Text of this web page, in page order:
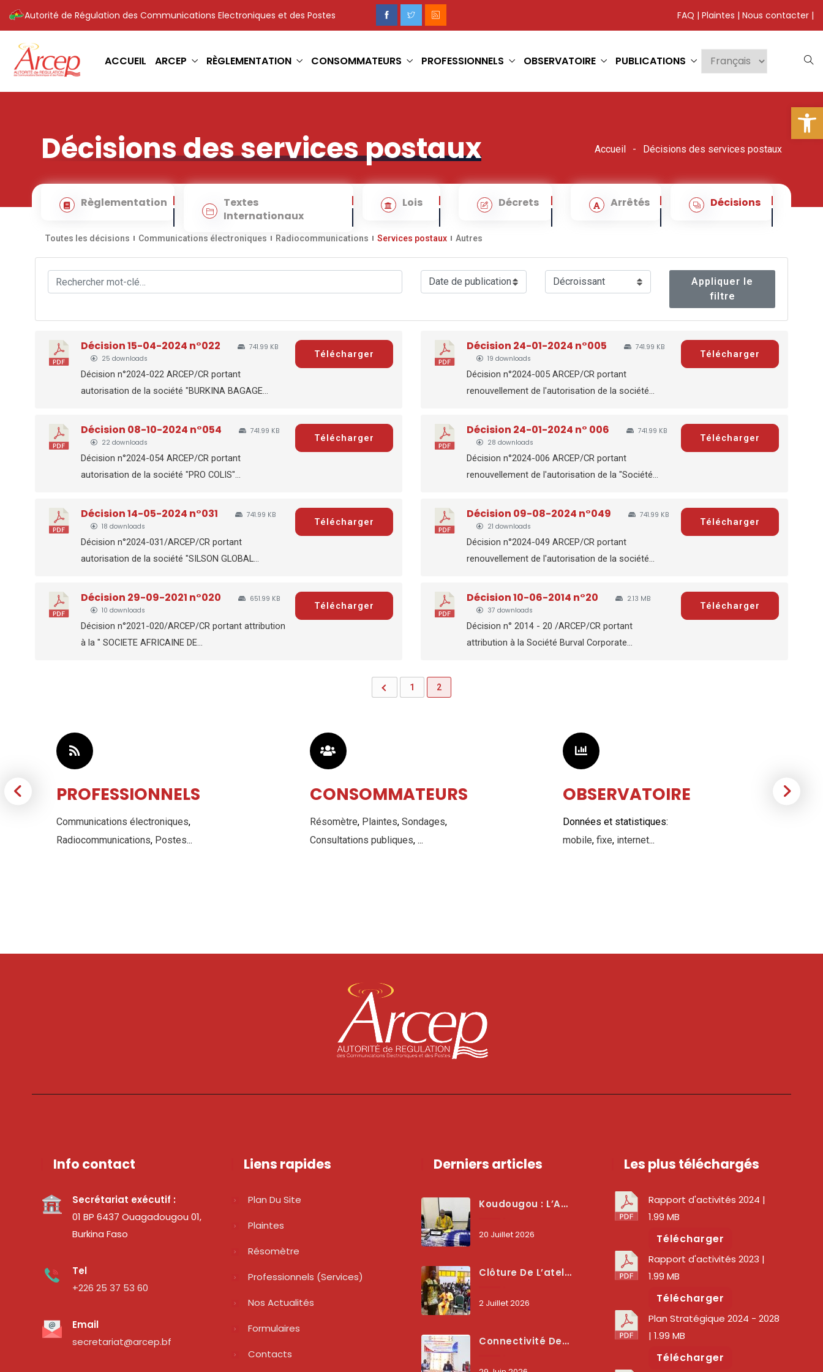
Autorité de Régulation des Communications Electroniques et des Postes FAQ | Plaintes | Nous contacter |
ACCUEIL ARCEP RÈGLEMENTATION CONSOMMATEURS PROFESSIONNELS OBSERVATOIRE PUBLICATIONS
Décisions des services postaux Accueil Décisions des services postaux
Règlementation
Textes
Internationaux
Lois Décrets Arrêtés Décisions
Toutes les décisions Communications électroniques Radiocommunications Services postaux Autres
Appliquer le
filtre
Décision 15-04-2024 n°022
741.99 KB
25 downloads
Décision n°2024-022 ARCEP/CR portant
autorisation de la société "BURKINA BAGAGE...
Télécharger
Décision 24-01-2024 n°005
741.99 KB
19 downloads
Décision n°2024-005 ARCEP/CR portant
renouvellement de l'autorisation de la société...
Télécharger
Décision 08-10-2024 n°054
741.99 KB
22 downloads
Décision n°2024-054 ARCEP/CR portant
autorisation de la société "PRO COLIS"...
Télécharger
Décision 24-01-2024 n° 006
741.99 KB
28 downloads
Décision n°2024-006 ARCEP/CR portant
renouvellement de l'autorisation de la "Société...
Télécharger
Décision 14-05-2024 n°031
741.99 KB
18 downloads
Décision n°2024-031/ARCEP/CR portant
autorisation de la société "SILSON GLOBAL...
Télécharger
Décision 09-08-2024 n°049
741.99 KB
21 downloads
Décision n°2024-049 ARCEP/CR portant
renouvellement de l'autorisation de la société...
Télécharger
Décision 29-09-2021 n°020
651.99 KB
10 downloads
Décision n°2021-020/ARCEP/CR portant attribution
à la " SOCIETE AFRICAINE DE...
Télécharger
Décision 10-06-2014 n°20
2.13 MB
37 downloads
Décision n° 2014 - 20 /ARCEP/CR portant
attribution à la Société Burval Corporate...
Télécharger
1 2
PROFESSIONNELS
Communications électroniques,
Radiocommunications, Postes...
CONSOMMATEURS
Résomètre, Plaintes, Sondages,
Consultations publiques, ...
OBSERVATOIRE
Données et statistiques:
mobile, fixe, internet...
Info contact
Secrétariat exécutif :
01 BP 6437 Ouagadougou 01,
Burkina Faso
Tel
+226 25 37 53 60
Email
secretariat@arcep.bf
Liens rapides
Plan Du Site
Plaintes
Résomètre
Professionnels (services)
Nos Actualités
Formulaires
Contacts
Derniers articles
Koudougou : L’ARCEP Renforce Le Dialogue Avec Les Associations De Consommateurs Pour Mieux Protéger Les Usagers
20 Juillet 2026
Clôture De L’atelier National : L’ARCEP Et Les Collectivités Territoriales Consolident Leur Partenariat Pour Booster La Qualité Des Services Numériques
2 Juillet 2026
Connectivité Des Territoires : L’ARCEP Et Les Collectivités Territoriales Scellent Un Pacte Stratégique À Bobo-Dioulasso Pour Booster La Qualité Des Réseaux
Les plus téléchargés
Rapport d'activités 2024 |
1.99 MB
Télécharger
Rapport d'activités 2023 |
1.99 MB
Télécharger
Plan Stratégique 2024 - 2028
| 1.99 MB
Télécharger